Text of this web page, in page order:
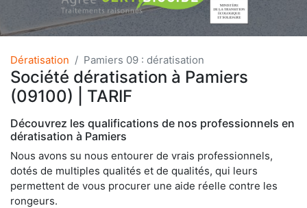
Dératisation Pamiers 09 : dératisation
Société dératisation à Pamiers
(09100) | TARIF
Découvrez les qualifications de nos professionnels en
dératisation à Pamiers
Nous avons su nous entourer de vrais professionnels,
dotés de multiples qualités et de qualités, qui leurs
permettent de vous procurer une aide réelle contre les
rongeurs.